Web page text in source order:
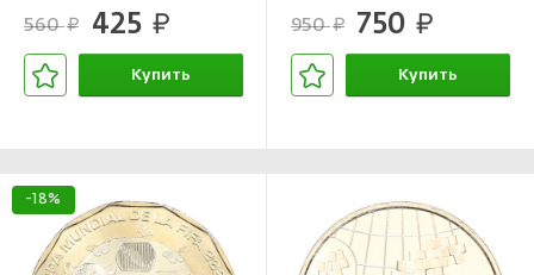
560руб. 425 руб.
Купить
Набережная реки
950руб. 750 руб.
Купить
-18%